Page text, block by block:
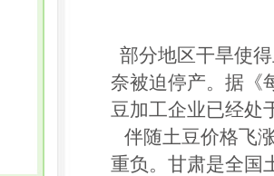
部分地区干旱使
奈被迫停产。据《
豆加工企业已经处
伴随土豆价格飞
重负。甘肃是全国